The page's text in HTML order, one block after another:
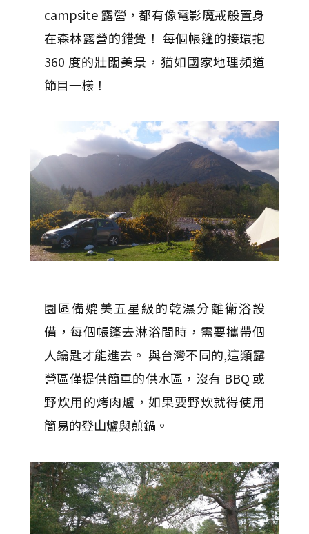
campsite 露營，都有像電影魔戒般置身
在森林露營的錯覺！ 每個帳篷的接環抱
360 度的壯闊美景，猶如國家地理頻道
節目一樣！
園區備媲美五星級的乾濕分離衛浴設
備，每個帳篷去淋浴間時，需要攜帶個
人鑰匙才能進去。 與台灣不同的,這類露
營區僅提供簡單的供水區，沒有 BBQ 或
野炊用的烤肉爐，如果要野炊就得使用
簡易的登山爐與煎鍋。